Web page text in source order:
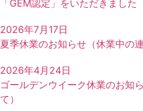
「GEM認定」をいただきました
2026年7月17日
夏季休業のお知らせ（休業中の
2026年4月24日
ゴールデンウイーク休業のお知
て）